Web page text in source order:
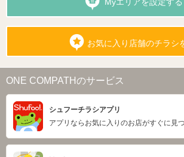
Myエリアを設定する
お気に入り店舗のチラシ
ONE COMPATHのサービス
シュフーチラシアプリ
アプリならお気に入りのお店がすぐに見